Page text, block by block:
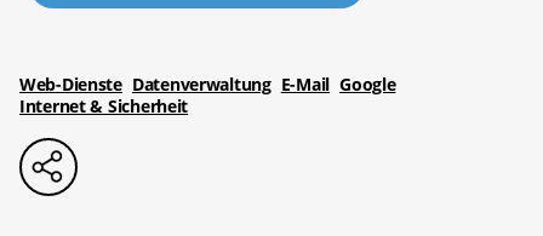
Web-Dienste Datenverwaltung E-Mail Google
Internet & Sicherheit